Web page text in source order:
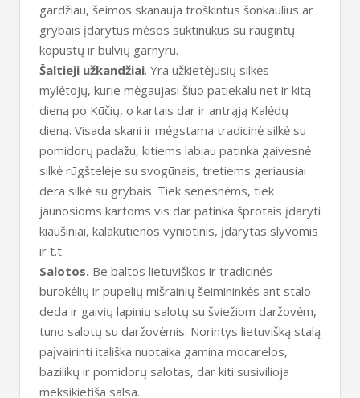
gardžiau, šeimos skanauja troškintus šonkaulius ar
grybais įdarytus mėsos suktinukus su raugintų
kopūstų ir bulvių garnyru.
Šaltieji užkandžiai. Yra užkietėjusių silkės
mylėtojų, kurie mėgaujasi šiuo patiekalu net ir kitą
dieną po Kūčių, o kartais dar ir antrąją Kalėdų
dieną. Visada skani ir mėgstama tradicinė silkė su
pomidorų padažu, kitiems labiau patinka gaivesnė
silkė rūgštelėje su svogūnais, tretiems geriausiai
dera silkė su grybais. Tiek senesnėms, tiek
jaunosioms kartoms vis dar patinka šprotais įdaryti
kiaušiniai, kalakutienos vyniotinis, įdarytas slyvomis
ir t.t.
Salotos. Be baltos lietuviškos ir tradicinės
burokėlių ir pupelių mišrainių šeimininkės ant stalo
deda ir gaivių lapinių salotų su šviežiom daržovėm,
tuno salotų su daržovėmis. Norintys lietuvišką stalą
paįvairinti itališka nuotaika gamina mocarelos,
bazilikų ir pomidorų salotas, dar kiti susivilioja
meksikietiša salsa.